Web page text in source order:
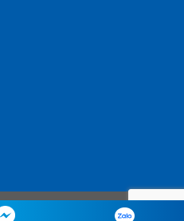
All rights reserved.